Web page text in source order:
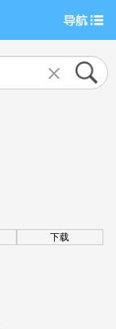
下载